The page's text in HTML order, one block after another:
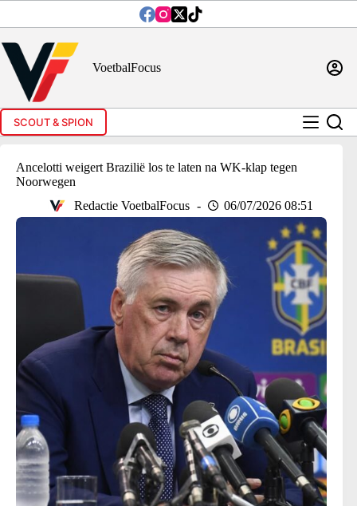
inhoud
VoetbalFocus
SCOUT & SPION
Ancelotti weigert Brazilië los te laten na WK-klap tegen
Noorwegen
Redactie VoetbalFocus
06/07/2026 08:51